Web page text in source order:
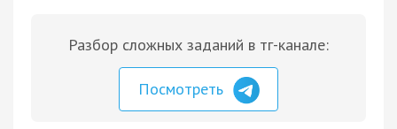
Разбор сложных заданий в тг-канале:
Посмотреть